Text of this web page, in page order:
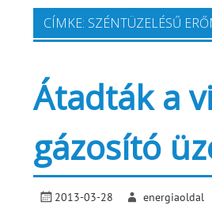
CÍMKE: SZÉNTÜZELÉSŰ
Átadták a
gázosító
2013-03-28 energiaoldal